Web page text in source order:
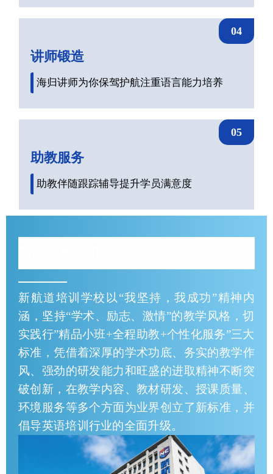
04
讲师锻造
海归讲师为你保驾护航注重语言能力培养
05
助教服务
助教伴随跟踪辅导提升学员满意度
新航道培训学校以“我坚持，我成功”精神内
涵，坚持“学术、励志、激情”的教学风格，切
实践行”精品小班+全程助教+个性化服务”三大
标准，凭借着深厚的学术功底、务实的教学作
风、强劲的研发能力和旺盛的进取精神不断突
破创新，在教学内容、教材研发、授课质量、
环境服务等多个方面为业界创立了新标准，并
倡导英语培训行业的全面升级。